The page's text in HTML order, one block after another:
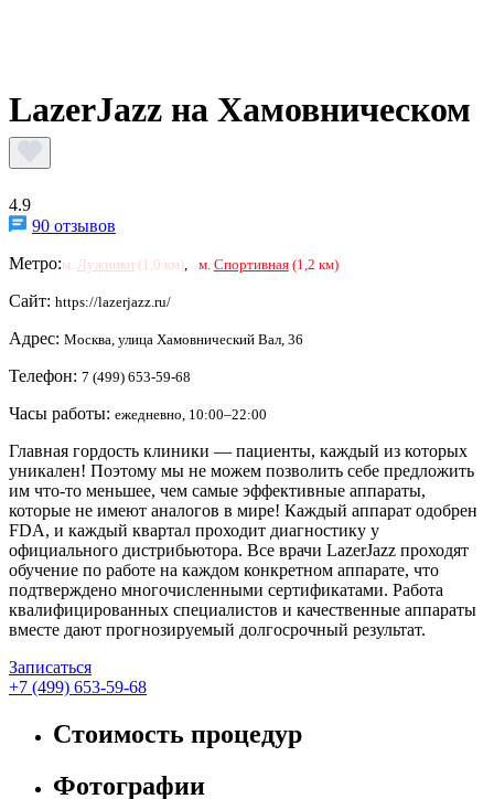
LazerJazz на Хамовническом
4.9
90 отзывов
Метро:м. Лужники (1,0 км) м. Спортивная(1,2 км)
Сайт: https://lazerjazz.ru/
Адрес: Москва, улица Хамовнический Вал, 36
Телефон: 7 (499) 653-59-68
Часы работы: ежедневно, 10:00–22:00
Главная гордость клиники — пациенты, каждый из которых
уникален! Поэтому мы не можем позволить себе предложить
им что-то меньшее, чем самые эффективные аппараты,
которые не имеют аналогов в мире! Каждый аппарат одобрен
FDA, и каждый квартал проходит диагностику у
официального дистрибьютора. Все врачи LazerJazz проходят
обучение по работе на каждом конкретном аппарате, что
подтверждено многочисленными сертификатами. Работа
квалифицированных специалистов и качественные аппараты
вместе дают прогнозируемый долгосрочный результат.
Записаться
+7 (499) 653-59-68
Стоимость процедур
Фотографии